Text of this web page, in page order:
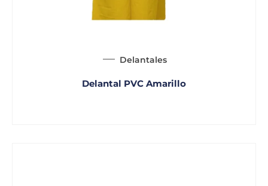
Delantales
Delantal PVC Amarillo